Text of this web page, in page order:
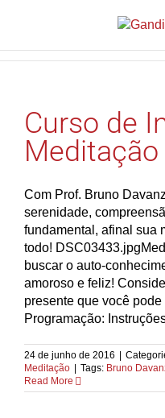
Curso de
Meditação
Com Prof. Bruno
serenidade,
fundamental, afinal sua
todo!
buscar o auto-
amoroso e feliz!
presente que você
Programação:
24 de junho de 2016
Meditação
Tags: Bruno
Read More